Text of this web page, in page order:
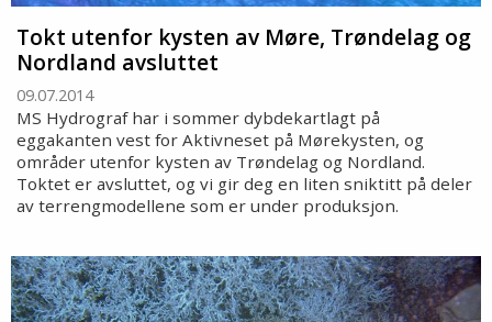
Tokt utenfor kysten av Møre, Trøndelag og
Nordland avsluttet
09.07.2014
MS Hydrograf har i sommer dybdekartlagt på
eggakanten vest for Aktivneset på Mørekysten, og
områder utenfor kysten av Trøndelag og Nordland.
Toktet er avsluttet, og vi gir deg en liten sniktitt på deler
av terrengmodellene som er under produksjon.